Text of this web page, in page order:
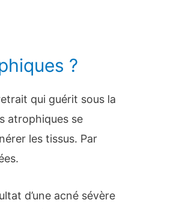
?
qui guérit sous la
atrophiques se
les tissus. Par
d’une acné sévère